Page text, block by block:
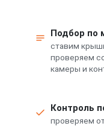
Подбор по
ставим
проверяем
камеры и
Контроль
проверяем